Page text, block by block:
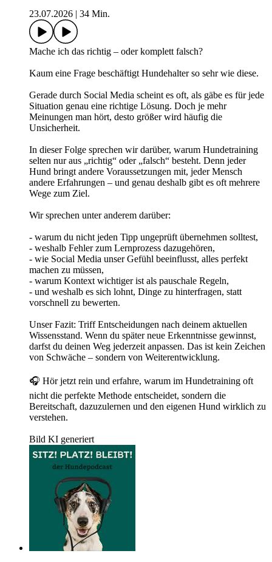
23.07.2026
34 Min.
Mache ich das richtig – oder komplett falsch?
Kaum eine Frage beschäftigt Hundehalter so sehr wie diese.
Gerade durch Social Media scheint es oft, als gäbe es für jede
Situation genau eine richtige Lösung. Doch je mehr
Meinungen man hört, desto größer wird häufig die
Unsicherheit.
In dieser Folge sprechen wir darüber, warum Hundetraining
selten nur aus „richtig“ oder „falsch“ besteht. Denn jeder
Hund bringt andere Voraussetzungen mit, jeder Mensch
andere Erfahrungen – und genau deshalb gibt es oft mehrere
Wege zum Ziel.
Wir sprechen unter anderem darüber:
- warum du nicht jeden Tipp ungeprüft übernehmen solltest,
- weshalb Fehler zum Lernprozess dazugehören,
- wie Social Media unser Gefühl beeinflusst, alles perfekt
machen zu müssen,
- warum Kontext wichtiger ist als pauschale Regeln,
- und weshalb es sich lohnt, Dinge zu hinterfragen, statt
vorschnell zu bewerten.
Unser Fazit: Triff Entscheidungen nach deinem aktuellen
Wissensstand. Wenn du später neue Erkenntnisse gewinnst,
darfst du deinen Weg jederzeit anpassen. Das ist kein Zeichen
von Schwäche – sondern von Weiterentwicklung.
🎧 Hör jetzt rein und erfahre, warum im Hundetraining oft
nicht die perfekte Methode entscheidet, sondern die
Bereitschaft, dazuzulernen und den eigenen Hund wirklich zu
verstehen.
Bild KI generiert